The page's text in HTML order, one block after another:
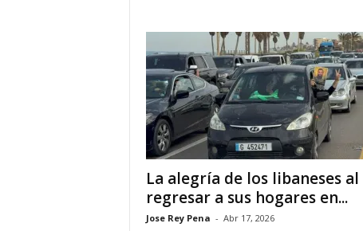
La alegría de los libaneses al
regresar a sus hogares en...
Jose Rey Pena - Abr 17, 2026